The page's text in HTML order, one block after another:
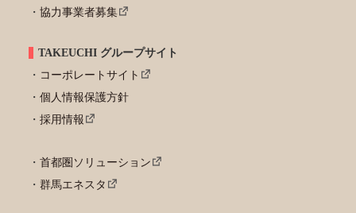
協力事業者募集
TAKEUCHI グループサイト
コーポレートサイト
個人情報保護方針
採用情報
首都圏ソリューション
群馬エネスタ